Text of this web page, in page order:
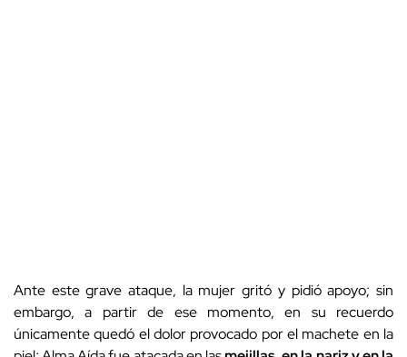
Ante este grave ataque, la mujer gritó y pidió apoyo; sin
embargo, a partir de ese momento, en su recuerdo
únicamente quedó el dolor provocado por el machete en la